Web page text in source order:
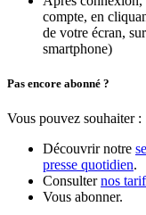
compte, en
de votre écran,
smartphone)
Pas encore abonné ?
Vous pouvez souhaiter :
Découvrir notre
presse quotidien.
Consulternos
Vous abonner.